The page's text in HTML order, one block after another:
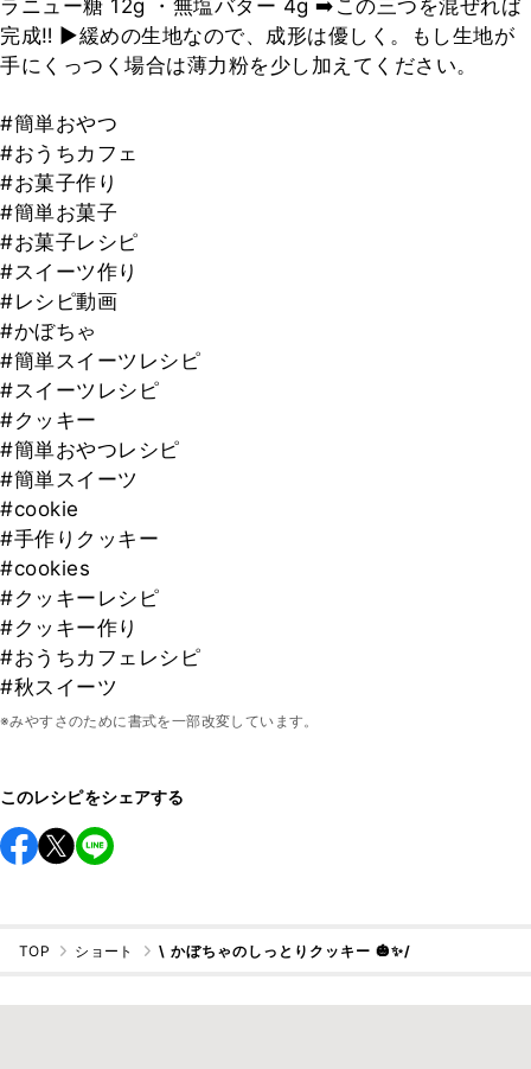
ラニュー糖 12g ・無塩バター 4g ➡️この三つを混ぜれば
完成‼︎ ▶︎緩めの生地なので、成形は優しく。もし生地が
手にくっつく場合は薄力粉を少し加えてください。
#簡単おやつ
#おうちカフェ
#お菓子作り
#簡単お菓子
#お菓子レシピ
#スイーツ作り
#レシピ動画
#かぼちゃ
#簡単スイーツレシピ
#スイーツレシピ
#クッキー
#簡単おやつレシピ
#簡単スイーツ
#cookie
#手作りクッキー
#cookies
#クッキーレシピ
#クッキー作り
#おうちカフェレシピ
#秋スイーツ
※みやすさのために書式を一部改変しています。
このレシピをシェアする
TOP ショート \ かぼちゃのしっとりクッキー 🎃✨/